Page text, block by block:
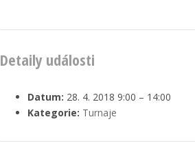
Detaily události
Datum: 28. 4. 2018 9:00 – 14:00
Kategorie: Turnaje